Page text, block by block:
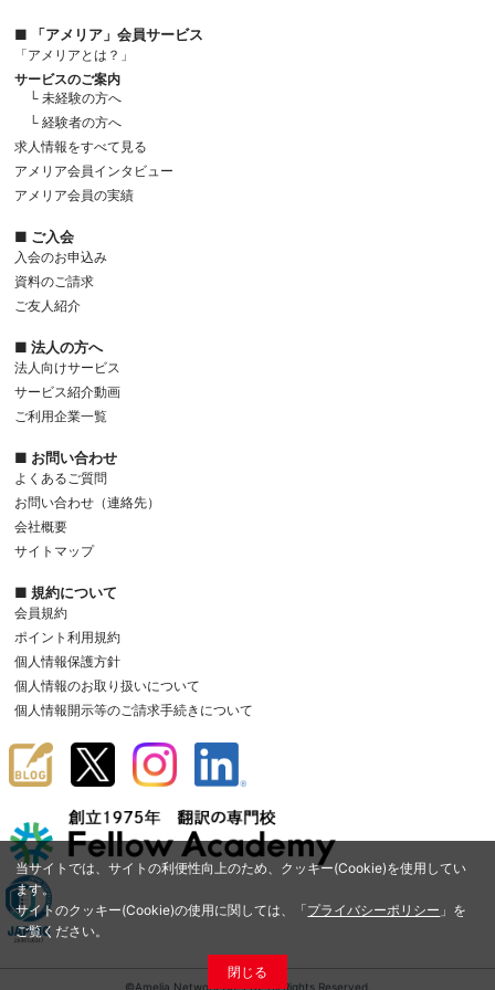
当サイトでは、サイトの利便性向上のため、クッキー(Cookie)を使用してい
ます。
サイトのクッキー(Cookie)の使用に関しては、「プライバシーポリシー 」を
ご覧ください。
閉じる
■ 「アメリア」会員サービス
「アメリアとは？」
サービスのご案内
└ 未経験の方へ
└ 経験者の方へ
求人情報をすべて見る
アメリア会員インタビュー
アメリア会員の実績
■ ご入会
入会のお申込み
資料のご請求
ご友人紹介
■ 法人の方へ
法人向けサービス
サービス紹介動画
ご利用企業一覧
■ お問い合わせ
よくあるご質問
お問い合わせ（連絡先）
会社概要
サイトマップ
■ 規約について
会員規約
ポイント利用規約
個人情報保護方針
個人情報のお取り扱いについて
個人情報開示等のご請求手続きについて
©Amelia Network Co.,Ltd. All Rights Reserved.